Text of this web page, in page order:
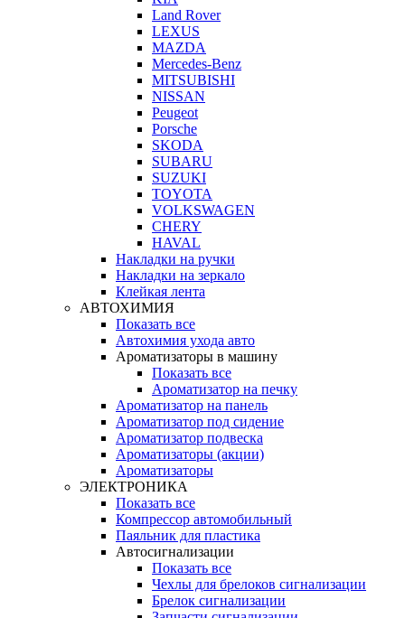
Land Rover
LEXUS
MAZDA
Mercedes-Benz
MITSUBISHI
NISSAN
Peugeot
Porsche
SKODA
SUBARU
SUZUKI
TOYOTA
VOLKSWAGEN
CHERY
HAVAL
Накладки на ручки
Накладки на зеркало
Клейкая лента
АВТОХИМИЯ
Показать все
Автохимия ухода авто
Ароматизаторы в машину
Показать все
Ароматизатор на печку
Ароматизатор на панель
Ароматизатор под сидение
Ароматизатор подвеска
Ароматизаторы (акции)
Ароматизаторы
ЭЛЕКТРОНИКА
Показать все
Компрессор автомобильный
Паяльник для пластика
Автосигнализации
Показать все
Чехлы для брелоков сигнализации
Брелок сигнализации